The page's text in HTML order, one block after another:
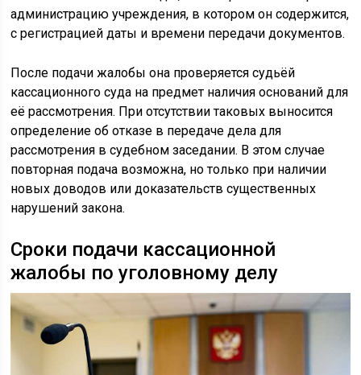
администрацию учреждения, в котором он содержится,
с регистрацией даты и времени передачи документов.
После подачи жалобы она проверяется судьёй
кассационного суда на предмет наличия оснований для
её рассмотрения. При отсутствии таковых выносится
определение об отказе в передаче дела для
рассмотрения в судебном заседании. В этом случае
повторная подача возможна, но только при наличии
новых доводов или доказательств существенных
нарушений закона.
Сроки подачи кассационной
жалобы по уголовному делу